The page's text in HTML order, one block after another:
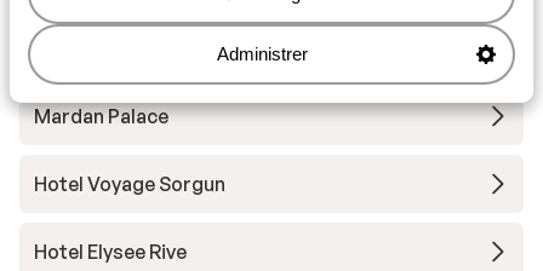
Administrer
Andre overnatningssteder i Tyrkiets
sydkyst
Mardan Palace
Hotel Voyage Sorgun
Hotel Elysee Rive